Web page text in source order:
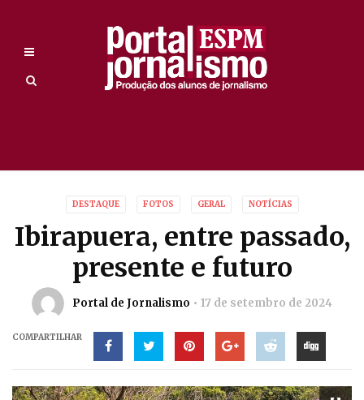
DESTAQUE FOTOS GERAL NOTÍCIAS
Ibirapuera, entre passado,
presente e futuro
Portal de Jornalismo 17 de setembro de 2024
COMPARTILHAR